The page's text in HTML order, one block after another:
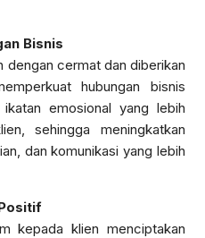
Bisnis
dengan cermat dan diberikan
hubungan bisnis
emosional yang lebih
sehingga meningkatkan
dan komunikasi yang lebih
kepada klien menciptakan